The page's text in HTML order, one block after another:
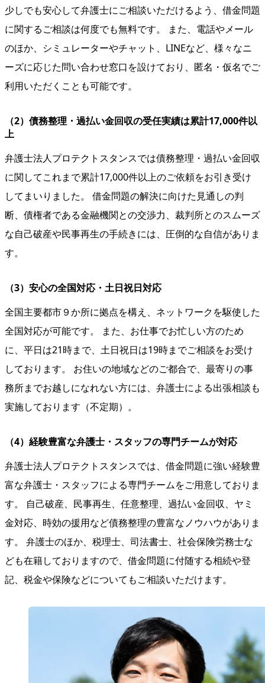
少しでも安心して弁護士にご相談いただけるよう、借金問題
に関するご相談は何度でも無料です。 また、電話やメール
のほか、シミュレーターやチャット、LINEなど、様々なニ
ーズに応じた問い合わせ窓口を設けており、匿名・仮名でご
利用いただくことも可能です。
（2）債務整理・過払い金回収の受任実績は累計17,000件以
上
弁護士法人プロテクトスタンスでは債務整理・過払い金回収
に関してこれまで累計17,000件以上のご依頼をお引き受け
してまいりました。 借金問題の解決に向けた見通しの判
断、債権者である金融機関との交渉力、裁判所とのスムーズ
な自己破産や民事再生の手続きには、圧倒的な自信がありま
す。
（3）安心の全国対応・土日祝日対応
全国主要都市９か所に拠点を構え、ネットワークを駆使した
全国対応が可能です。 また、お仕事でお忙しい方のため
に、平日は21時まで、土日祝日は19時までご相談をお受け
しております。 お住いの地域などのご都合で、最寄りの事
務所までお越しになれない方には、弁護士による出張相談も
実施しております（不定期）。
（4）経験豊富な弁護士・スタッフの専門チームが対応
弁護士法人プロテクトスタンスでは、借金問題に強い経験豊
富な弁護士・スタッフによる専門チームをご用意しておりま
す。 自己破産、民事再生、任意整理、過払い金回収、ヤミ
金対応、時効の援用など債務整理の豊富なノウハウがありま
す。 弁護士のほか、税理士、司法書士、社会保険労務士な
ども在籍しておりますので、借金問題に付随する相続や登
記、税金や保険などについてもご相談いただけます。